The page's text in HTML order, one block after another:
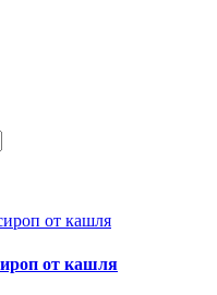
от кашля